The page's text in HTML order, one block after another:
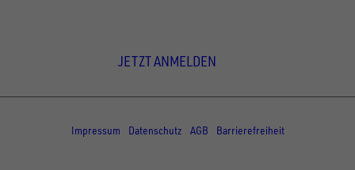
JETZT ANMELDEN
Impressum
Datenschutz AGB Barrierefreiheit